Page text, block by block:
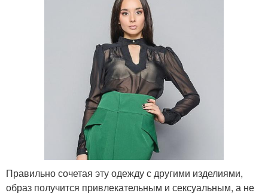
Правильно сочетая эту одежду с другими изделиями,
образ получится привлекательным и сексуальным, а не